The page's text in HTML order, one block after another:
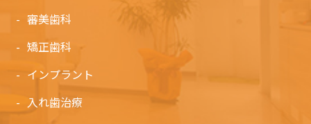
審美歯科
矯正歯科
インプラント
入れ歯治療